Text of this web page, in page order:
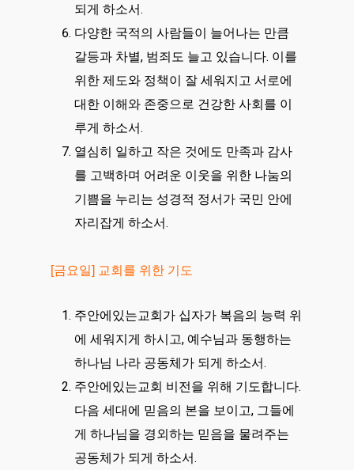
되게 하소서.
다양한 국적의 사람들이 늘어나는 만큼
갈등과 차별, 범죄도 늘고 있습니다. 이를
위한 제도와 정책이 잘 세워지고 서로에
대한 이해와 존중으로 건강한 사회를 이
루게 하소서.
열심히 일하고 작은 것에도 만족과 감사
를 고백하며 어려운 이웃을 위한 나눔의
기쁨을 누리는 성경적 정서가 국민 안에
자리잡게 하소서.
[금요일] 교회를 위한 기도
주안에있는교회가 십자가 복음의 능력 위
에 세워지게 하시고, 예수님과 동행하는
하나님 나라 공동체가 되게 하소서.
주안에있는교회 비전을 위해 기도합니다.
다음 세대에 믿음의 본을 보이고, 그들에
게 하나님을 경외하는 믿음을 물려주는
공동체가 되게 하소서.